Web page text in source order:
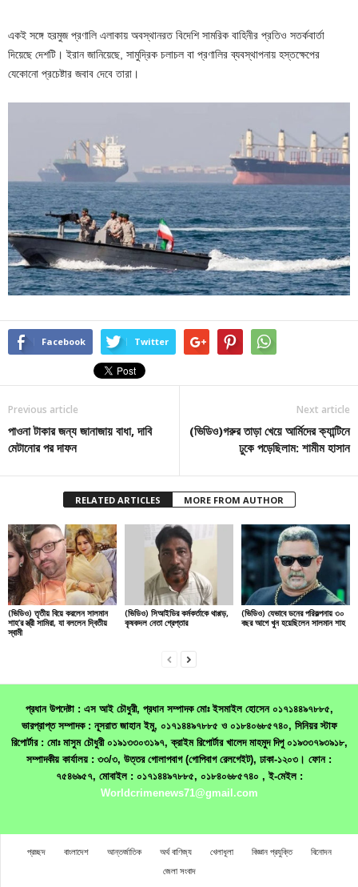
একই সঙ্গে হরমুজ প্রণালি এলাকায় অবস্থানরত বিদেশি সামরিক বাহিনীর প্রতিও সতর্কবার্তা
দিয়েছে দেশটি। ইরান জানিয়েছে, সামুদ্রিক চলাচল বা প্রণালির ব্যবস্থাপনায় হস্তক্ষেপের
যেকোনো প্রচেষ্টার জবাব দেবে তারা।
Facebook Twitter
Previous article
পাওনা টাকার জন্য জানাজায় বাধা, দাবি
মেটানোর পর দাফন
Next article
(ভিডিও)গরুর তাড়া খেয়ে আর্মিদের ক্যান্টিনে
ঢুকে পড়েছিলাম: শামীম হাসান
RELATED ARTICLES MORE FROM AUTHOR
(ভিডিও) তৃতীয় বিয়ে করলেন সালমান
শাহ’র স্ত্রী সামিরা, যা বললেন দ্বিতীয়
স্বামী
(ভিডিও) সিআইডির কর্মকর্তাকে থাপ্পড়,
কৃষকদল নেতা গ্রেপ্তার
(ভিডিও) যেভাবে ডনের পরিকল্পনায় ৩০
বছর আগে খুন হয়েছিলেন সালমান শাহ
প্রধান উপদেষ্টা : এস আই চৌধুরী, প্রধান সম্পাদক মোঃ ইসমাইল হোসেন ০১৭১৪৪৯৭৮৮৫,
ভারপ্রাপ্ত সম্পাদক : নূসরাত জাহান ইমু, ০১৭১৪৪৯৭৮৮৫ ও ০১৮৪০৬৮৫৭৪০, সিনিয়র স্টাফ
রিপোর্টার : মোঃ মাসুম চৌধুরী ০১৯১৩৩০৩১৯৭, ক্রাইম রিপোর্টার খালেদ মাহমুদ দিপু ০১৯৩৩৭৯৩৯১৮,
সম্পাদকীয় কার্যালয় : ৩৩/৩, উত্তর গোলাপবাগ (গোপিবাগ রেলগেইট), ঢাকা-১২০৩। ফোন :
৭৫৪৬৯৫৭, মোবাইল : ০১৭১৪৪৯৭৮৮৫, ০১৮৪০৬৮৫৭৪০ , ই-মেইল :
Worldcrimenews71@gmail.com
প্রচ্ছদ বাংলাদেশ আন্তর্জাতিক অর্থ বাণিজ্য খেলাধূলা বিজ্ঞান প্রযুক্তি
বিনোদন
জেলা সংবাদ